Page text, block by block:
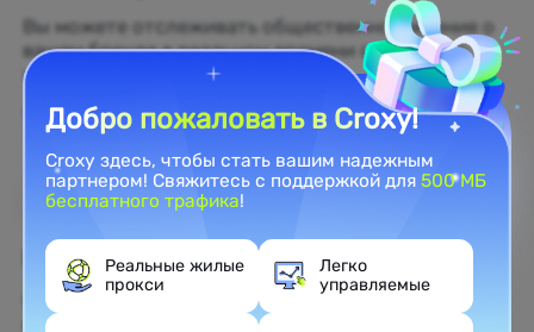
Вы можете отслеживать общественное мнение о
вашем бренде в реальном времени с помощью
жилых прокси.
Узнать больше
Веб-скрейпинг
Собирайте нераскрытые данные и превращайте
их в прибыльные бизнес-решения.
Добро пожаловать в Croxy!
Croxy здесь, чтобы стать вашим надежным
партнером! Свяжитесь с поддержкой для500 МБ
бесплатного трафика!
Реальные жилые
прокси
Легко
управляемые